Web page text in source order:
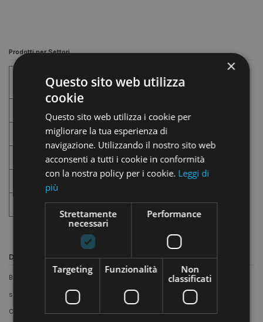
Prodotti per Settori
Alimenti
Lavanderia
Farmacia
Industria
Descrizione
Borse in carta manico ritorto TAKE-AWAY PIZZA
soffietti profondissimi e fondo quadro - PRATICA E RESISTENTE !!
Confezioni da 25 pz
×
Questo sito web utilizza
cookie
Questo sito web utilizza i cookie per
migliorare la tua esperienza di
navigazione. Utilizzando il nostro sito web
acconsenti a tutti i cookie in conformità
con la nostra policy per i cookie. Leggi di
più
Strettamente
necessari
Performance
Targeting Funzionalità
Non
classificati